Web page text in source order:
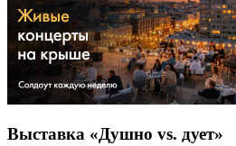
Выставка «Душно vs. дует»